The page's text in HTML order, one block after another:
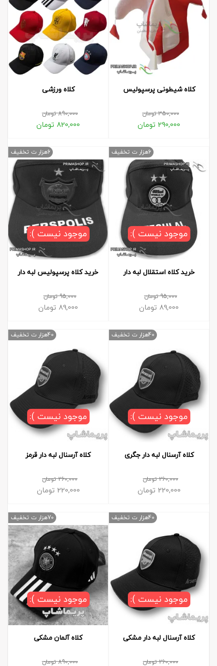
کلاه شیطونی پرسپولیس
350,000تومان
290,000 تومان
کلاه ورزشی
890,000تومان
820,000 تومان
خرید کلاه استقلال لبه دار
95,000تومان
89,000 تومان
6هزار ت تخفیف
موجود نیست ):
خرید کلاه پرسپولیس لبه دار
95,000تومان
89,000 تومان
6هزار ت تخفیف
موجود نیست ):
کلاه آرسنال لبه دار جگری
260,000تومان
220,000 تومان
40هزار ت تخفیف
موجود نیست ):
کلاه آرسنال لبه دار قرمز
260,000تومان
220,000 تومان
40هزار ت تخفیف
موجود نیست ):
کلاه آرسنال لبه دار مشکی
260,000تومان
40هزار ت تخفیف
موجود نیست ):
کلاه آلمان مشکی
890,000تومان
70هزار ت تخفیف
موجود نیست ):